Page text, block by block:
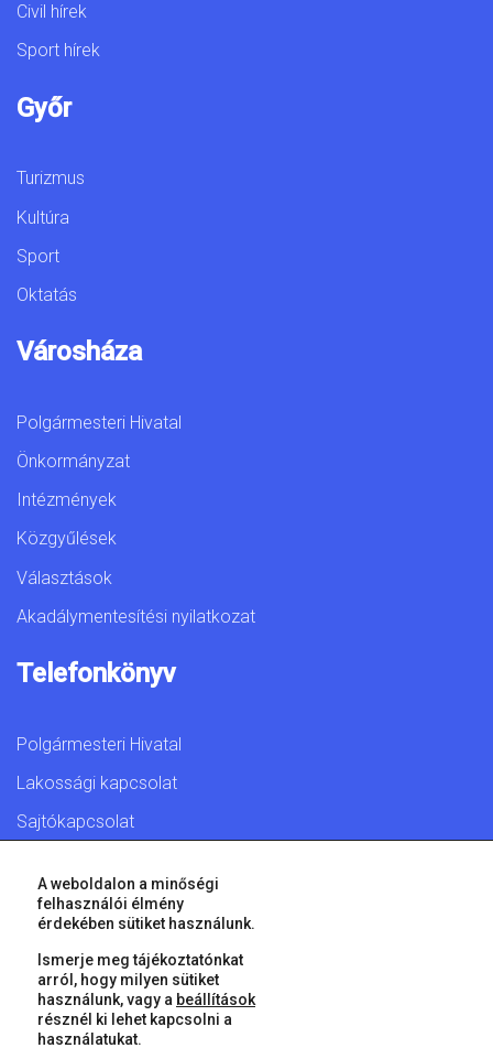
Civil hírek
Sport hírek
Győr
Turizmus
Kultúra
Sport
Oktatás
Városháza
Polgármesteri Hivatal
Önkormányzat
Intézmények
Közgyűlések
Választások
Akadálymentesítési nyilatkozat
Telefonkönyv
Polgármesteri Hivatal
Lakossági kapcsolat
Sajtókapcsolat
© 2026 Győr Megyei Jogú Város • Minden jog fenntartva!
A weboldalon a minőségi
felhasználói élmény
érdekében sütiket használunk.
Ismerje meg tájékoztatónkat
arról, hogy milyen sütiket
használunk, vagy a beállítások
résznél ki lehet kapcsolni a
használatukat.